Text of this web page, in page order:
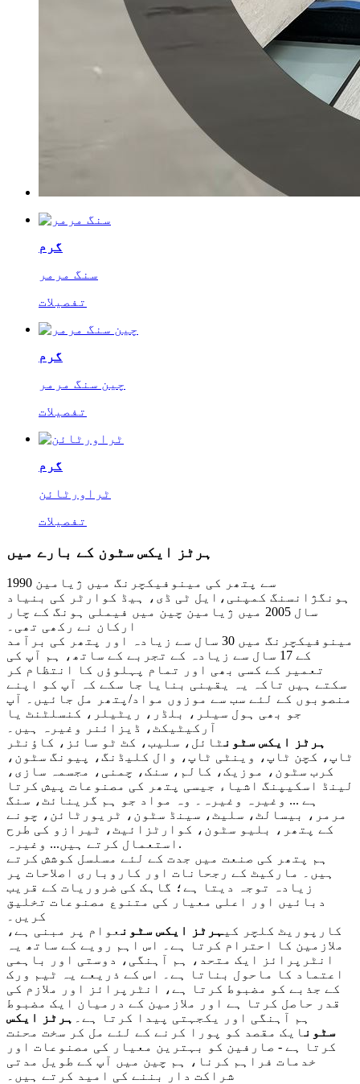
گرم
سنگ مرمر
تفصیلات
گرم
چین سنگ مرمر
تفصیلات
گرم
ٹراورٹائن
تفصیلات
ہرٹز ایکس سٹون کے بارے میں
1990 سے پتھر کی مینوفیکچرنگ میں ژیامین
ہونگژانسنگ کمپنی،ایل ٹی ڈی، ہیڈ کوارٹر کی بنیاد
سال 2005 میں ژیامین چین میں فیملی ہونگ کے چار
ارکان نے رکھی تھی۔
مینوفیکچرنگ میں 30 سال سے زیادہ اور پتھر کی برآمد
کے 17 سال سے زیادہ کے تجربے کے ساتھ، ہم آپ کی
تعمیر کے کسی بھی اور تمام پہلوؤں کا انتظام کر
سکتے ہیں تاکہ یہ یقینی بنایا جا سکے کہ آپ کو اپنے
منصوبوں کے لئے سب سے موزوں مواد/پتھر مل جائیں۔ آپ
جو بھی ہول سیلر، بلڈر، ریٹیلر، کنسلٹنٹ یا
آرکیٹیکٹ، ڈیزائنر وغیرہ ہیں۔
ہرٹز ایکس سٹونٹائل، سلیب، کٹ ٹو سائز، کاؤنٹر
ٹاپ، کچن ٹاپ، وینٹی ٹاپ، وال کلیڈنگ، پیونگ سٹون،
کرب سٹون، موزیک، کالم، سنک، چمنی، مجسمہ سازی،
لینڈ اسکیپنگ اشیاء جیسی پتھر کی مصنوعات پیش کرتا
ہے ... وغیرہ وغیرہ۔ وہ مواد جو ہم گرینائٹ، سنگ
مرمر، بیسالٹ، سلیٹ، سینڈ سٹون، ٹریورٹائن، چونے
کے پتھر، بلیو سٹون، کوارٹزائیٹ، ٹیرازو کی طرح
استعمال کرتے ہیں... وغیرہ.
ہم پتھر کی صنعت میں جدت کے لئے مسلسل کوشش کرتے
ہیں۔ مارکیٹ کے رجحانات اور کاروباری اصلاحات پر
زیادہ توجہ دیتا ہے؛ گاہک کی ضروریات کے قریب
دبائیں اور اعلی معیار کی متنوع مصنوعات تخلیق
کریں۔
کارپوریٹ کلچر کیہرٹز ایکس سٹونعوام پر مبنی ہے،
ملازمین کا احترام کرتا ہے۔ اس اہم رویے کے ساتھ یہ
انٹرپرائز ایک متحد، ہم آہنگی، دوستی اور باہمی
اعتماد کا ماحول بناتا ہے۔ اس کے ذریعے یہ ٹیم ورک
کے جذبے کو مضبوط کرتا ہے، انٹرپرائز اور ملازم کی
قدر حاصل کرتا ہے اور ملازمین کے درمیان ایک مضبوط
ہم آہنگی اور یکجہتی پیدا کرتا ہے۔ ہرٹز ایکس
سٹونایک مقصد کو پورا کرنے کے لئے مل کر سخت محنت
کرتا ہے - صارفین کو بہترین معیار کی مصنوعات اور
خدمات فراہم کرنا، ہم چین میں آپ کے طویل مدتی
شراکت دار بننے کی امید کرتے ہیں۔